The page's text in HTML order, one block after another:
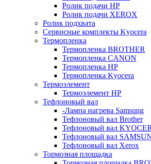
Ролик подачи HP
Ролик подачи XEROX
Ролик подхвата
Сервисные комплекты Kyocera
Термопленка
Термопленка BROTHER
Термопленка CANON
Термопленка HP
Термопленка Kyocera
Термоэлемент
Термоэлемент НР
Тефлоновый вал
-Лампа нагрева Samsung
Тефлоновый вал Brother
Тефлоновый вал
Тефлоновый вал
Тефлоновый вал Xerox
Тормозная площадка